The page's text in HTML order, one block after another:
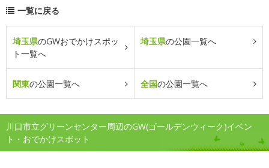
一覧に戻る
埼玉県のGWおでかけスポッ
ト一覧へ
埼玉県の公園一覧へ
関東の公園一覧へ 全国の公園一覧へ
川口市立グリーンセンター周辺のGW(ゴールデンウィーク)イベン
ト・おでかけスポット